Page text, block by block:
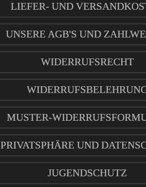
LIEFER- UND
UNSERE AGB'S UND
WIDERRUFSRECHT
MUSTER-
PRIVATSPHÄRE UND
JUGENDSCHUTZ